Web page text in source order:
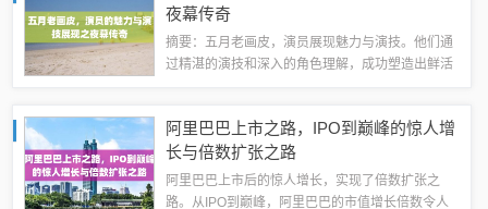
夜幕传奇
摘要：五月老画皮，演员展现魅力与演技。他们通
过精湛的演技和深入的角色理解，成功塑造出鲜活
业素养和艺术修养。五月老画皮的成功离不开...
阿里巴巴上市之路，IPO到巅峰的惊人增
长与倍数扩张之路
阿里巴巴上市后的惊人增长，实现了倍数扩张之
路。从IPO到巅峰，阿里巴巴的市值增长倍数令人